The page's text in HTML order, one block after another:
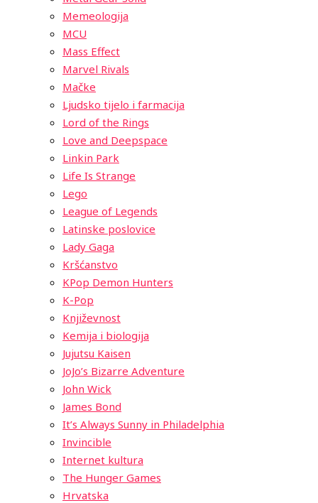
Memeologija
MCU
Mass Effect
Marvel Rivals
Mačke
Ljudsko tijelo i farmacija
Lord of the Rings
Love and Deepspace
Linkin Park
Life Is Strange
Lego
League of Legends
Latinske poslovice
Lady Gaga
Kršćanstvo
KPop Demon Hunters
K-Pop
Književnost
Kemija i biologija
Jujutsu Kaisen
JoJo’s Bizarre Adventure
John Wick
James Bond
It’s Always Sunny in Philadelphia
Invincible
Internet kultura
The Hunger Games
Hrvatska